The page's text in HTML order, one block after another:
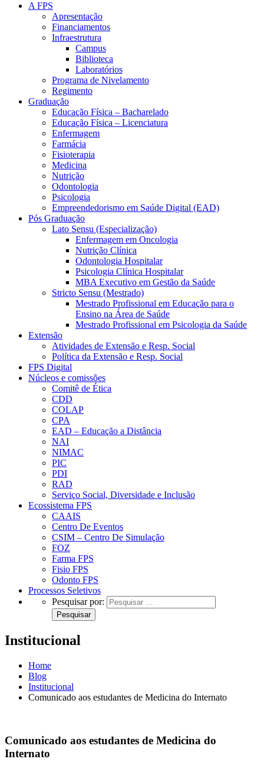
A FPS
Apresentação
Financiamentos
Infraestrutura
Campus
Biblioteca
Laboratórios
Programa de Nivelamento
Regimento
Graduação
Educação Física – Bacharelado
Educação Física – Licenciatura
Enfermagem
Farmácia
Fisioterapia
Medicina
Nutrição
Odontologia
Psicologia
Empreendedorismo em Saúde Digital (EAD)
Pós Graduação
Lato Sensu (Especialização)
Enfermagem em Oncologia
Nutrição Clínica
Odontologia Hospitalar
Psicologia Clínica Hospitalar
MBA Executivo em Gestão da Saúde
Stricto Sensu (Mestrado)
Mestrado Profissional em Educação para o
Ensino na Área de Saúde
Mestrado Profissional em Psicologia da Saúde
Extensão
Atividades de Extensão e Resp. Social
Política da Extensão e Resp. Social
FPS Digital
Núcleos e comissões
Comitê de Ética
CDD
COLAP
CPA
EAD – Educação a Distância
NAI
NIMAC
PIC
PDI
RAD
Serviço Social, Diversidade e Inclusão
Ecossistema FPS
CAAIS
Centro De Eventos
CSIM – Centro De Simulação
FOZ
Farma FPS
Fisio FPS
Odonto FPS
Processos Seletivos
Pesquisar por:
Institucional
Home
Blog
Institucional
Comunicado aos estudantes de Medicina do Internato
Comunicado aos estudantes de Medicina do
Internato